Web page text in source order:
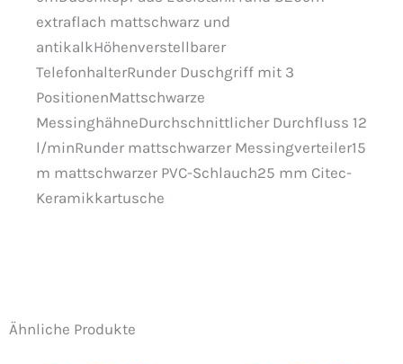
extraflach mattschwarz und
antikalkHöhenverstellbarer
TelefonhalterRunder Duschgriff mit 3
PositionenMattschwarze
MessinghähneDurchschnittlicher Durchfluss 12
l/minRunder mattschwarzer Messingverteiler15
m mattschwarzer PVC-Schlauch25 mm Citec-
Keramikkartusche
Ähnliche Produkte